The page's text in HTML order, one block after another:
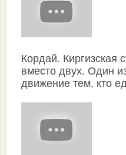
Кордай. Киргизская
вместо двух. Один
движение тем, кто